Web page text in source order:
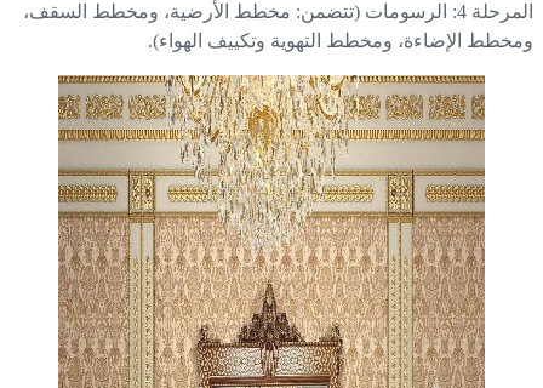
المرحلة 4: الرسومات (تتضمن: مخطط الأرضية، ومخطط السقف،
الإضاءة، ومخطط التهوية وتكييف الهواء).